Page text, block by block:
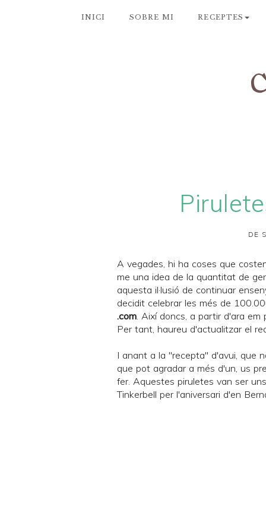
INICI SOBRE MI RECEPTES
DE
A vegades, hi ha coses que
me una idea de la quantitat de
aquesta il·lusió de continuar
decidit celebrar les més de
.com. Així doncs, a partir d'ara em
Per tant, haureu d'actualitzar el
I anant a la "recepta" d'avui, que
que pot agradar a més d'un, us
fer. Aquestes piruletes van ser
Tinkerbell per l'aniversari d'en